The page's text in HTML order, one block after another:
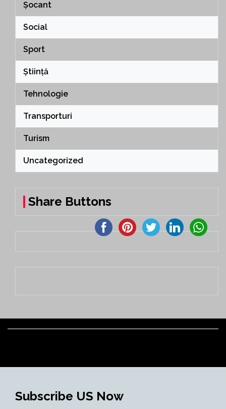
Șocant
Social
Sport
Știință
Tehnologie
Transporturi
Turism
Uncategorized
Share Buttons
Subscribe US Now